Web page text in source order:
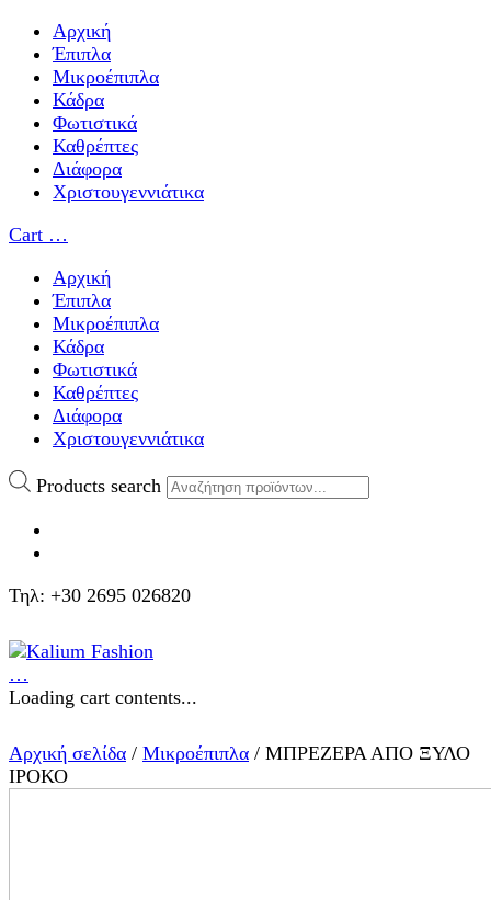
Αρχική
Έπιπλα
Μικροέπιπλα
Κάδρα
Φωτιστικά
Καθρέπτες
Διάφορα
Χριστουγεννιάτικα
Cart …
Αρχική
Έπιπλα
Μικροέπιπλα
Κάδρα
Φωτιστικά
Καθρέπτες
Διάφορα
Χριστουγεννιάτικα
Products search
Τηλ: +30 2695 026820
…
Loading cart contents...
Αρχική σελίδα / Μικροέπιπλα / ΜΠΡΕΖΕΡΑ ΑΠΟ ΞΥΛΟ
ΙΡΟΚΟ